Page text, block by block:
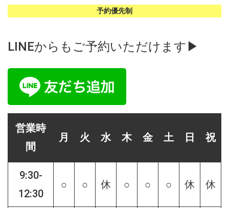
予約優先制
LINEからもご予約いただけます▶︎
営業時
間
月 火 水 木 金 土 日 祝
9:30-
12:30
○ ○ 休 ○ ○ ○ 休 休